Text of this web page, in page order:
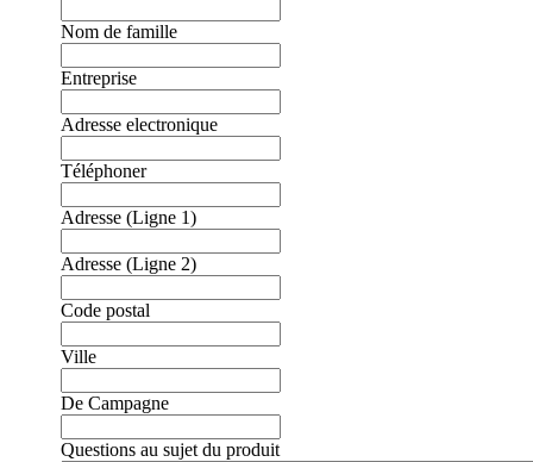
Nom de famille
Entreprise
Adresse electronique
Téléphoner
Adresse (Ligne 1)
Adresse (Ligne 2)
Code postal
Ville
De Campagne
Questions au sujet du produit